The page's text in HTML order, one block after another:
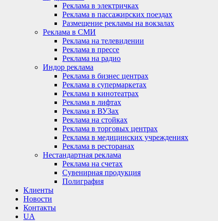
Реклама в электричках
Реклама в пассажирских поездах
Размещение рекламы на вокзалах
Реклама в СМИ
Реклама на телевидении
Реклама в прессе
Реклама на радио
Индор реклама
Реклама в бизнес центрах
Реклама в супермаркетах
Реклама в кинотеатрах
Реклама в лифтах
Реклама в ВУЗах
Реклама на стойках
Реклама в торговых центрах
Реклама в медицинских учреждениях
Реклама в ресторанах
Нестандартная реклама
Реклама на счетах
Сувенирная продукция
Полиграфия
Клиенты
Новости
Контакты
UA